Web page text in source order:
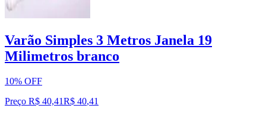
Varão Simples 3 Metros Janela 19
Milimetros branco
10% OFF
Preço R$ 40,41R$ 40,41